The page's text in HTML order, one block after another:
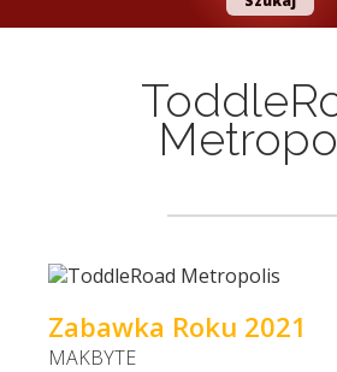
Zabawka Roku 2021
MAKBYTE